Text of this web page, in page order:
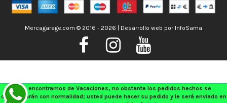
Nos encontramos de Vacaciones, no obstante los pedidos hechos se
despacharán con normalidad; usted puede hacer su pedido y le será enviado en
Mercagarage.com © 2016 - 2026 | Desarrollo web por InfoSama